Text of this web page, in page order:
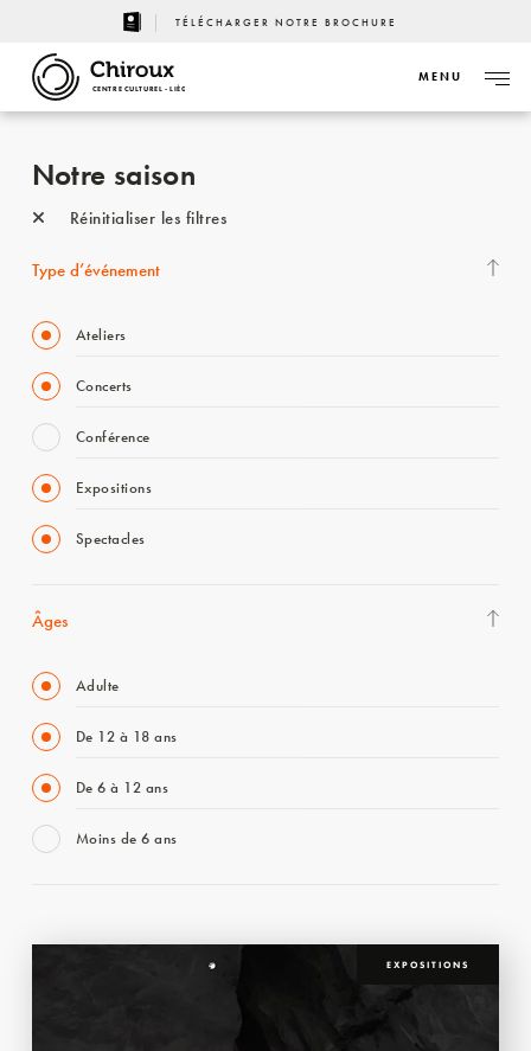
TÉLÉCHARGER NOTRE BROCHURE
CENTRE CULTUREL - LIÈGE
MENU
Notre saison
Réinitialiser les filtres
Type d’événement
Ateliers
Concerts
Conférence
Expositions
Spectacles
Âges
Adulte
De 12 à 18 ans
De 6 à 12 ans
Moins de 6 ans
EXPOSITIONS